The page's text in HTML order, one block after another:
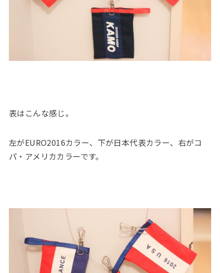
表はこんな感じ。
左がEURO2016カラー、下が日本代表カラー、右がコ
パ・アメリカカラーです。